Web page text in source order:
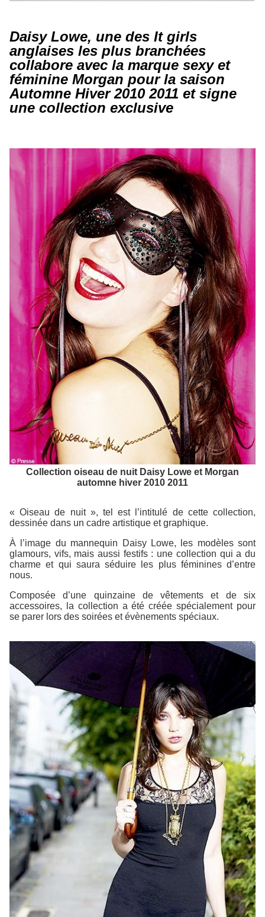
Daisy Lowe, une des It girls
anglaises les plus branchées
collabore avec la marque sexy et
féminine Morgan pour la saison
Automne Hiver 2010 2011 et signe
une collection exclusive
Collection oiseau de nuit Daisy Lowe et Morgan
automne hiver 2010 2011
« Oiseau de nuit », tel est l’intitulé de cette collection,
dessinée dans un cadre artistique et graphique.
À l’image du mannequin Daisy Lowe, les modèles sont
glamours, vifs, mais aussi festifs : une collection qui a du
charme et qui saura séduire les plus féminines d’entre
nous.
Composée d’une quinzaine de vêtements et de six
accessoires, la collection a été créée spécialement pour
se parer lors des soirées et évènements spéciaux.